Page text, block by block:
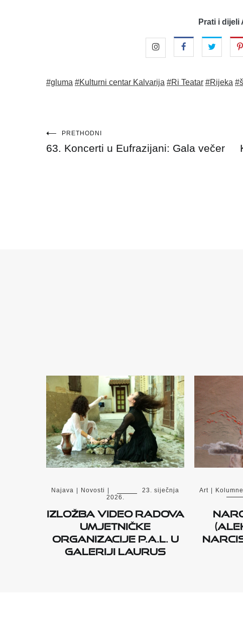
Prati i dijeli
#gluma #Kulturni centar Kalvarija #Ri Teatar #Rijeka
Navigacija
objava
PRETHODNI
63. Koncerti u Eufrazijani: Gala večer
Najava | Novosti |
23. siječnja
2026.
Izložba video radova
umjetničke
organizacije P.A.L. u
Galeriji Laurus
Art Kolumne